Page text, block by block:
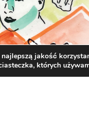
jakość
których